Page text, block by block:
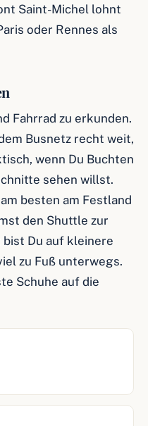
Saint-Michel lohnt
oder Rennes als
Fahrrad zu erkunden.
Busnetz recht weit,
wenn Du Buchten
sehen willst.
besten am Festland
den Shuttle zur
bist Du auf kleinere
zu Fuß unterwegs.
Schuhe auf die